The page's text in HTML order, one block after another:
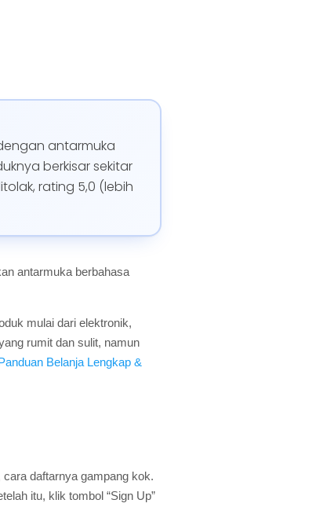
antarmuka
berkisar sekitar
rating 5,0 (lebih
antarmuka berbahasa
mulai dari elektronik,
rumit dan sulit, namun
Belanja Lengkap &
daftarnya gampang kok.
itu, klik tombol “Sign Up”